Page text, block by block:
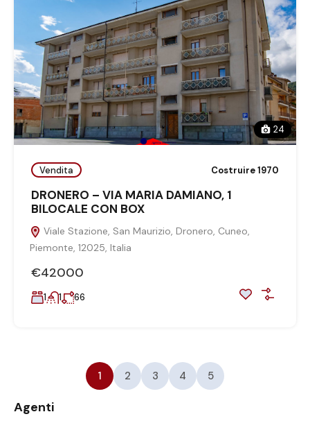
24
Vendita Costruire 1970
DRONERO – VIA MARIA DAMIANO, 1
BILOCALE CON BOX
Viale Stazione, San Maurizio, Dronero, Cuneo,
Piemonte, 12025, Italia
€42000
1 1 66
1 2 3 4 5
Agenti